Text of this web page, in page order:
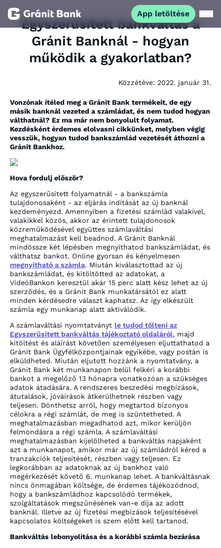
App letöltése
Magánszemélyeknek
Fiataloknak
Befektetőknek
Kapcsolat
Netbank App letöltése
Egyszerűsített bankváltás a
Gránit Banknál - hogyan
működik a gyakorlatban?
Közzétéve: 2022. január 31.
Vonzónak ítéled meg a Gránit Bank termékeit, de egy
másik banknál vezeted a számládat, és nem tudod hogyan
válthatnál? Ez ma már nem bonyolult folyamat.
Kezdésként érdemes elolvasni cikkünket, melyben végig
vesszük, hogyan tudod bankszámlád vezetését áthozni a
Gránit Bankhoz.
Hova fordulj először?
Az egyszerűsített folyamatnál - a bankszámla
tulajdonosaként - az eljárás indítását az új banknál
kezdeményezd. Amennyiben a fizetési számlád valakivel,
valakikkel közös, akkor az érintett tulajdonosok
közreműködésével együttes számlaváltási
meghatalmazást kell beadnod. A Gránit Banknál
mindössze két lépésben megnyithatod bankszámládat, és
válthatsz bankot. Online gyorsan és kényelmesen
megnyitható a számla. Miután kiválasztottad az új
bankszámládat, és kitöltötted az adatokat, a
VideóBankon keresztül akár 15 perc alatt kész lehet az új
szerződés, és a Gránit Bank munkatársától ez alatt
minden kérdésedre választ kaphatsz. Az így elkészült
számla egy munkanap alatt aktiválódik.
A számlaváltási nyomtatványt le tudod tölteni az
Egyszerűsített bankváltás tájékoztató oldaláról, majd
kitöltést és aláírást követően személyesen eljuttathatod a
Gránit Bank Ügyfélközpontjainak egyikébe, vagy postán is
elküldheted. Miután eljutott hozzánk a nyomtatvány, a
Gránit Bank két munkanapon belül felkéri a korábbi
bankot a megelőző 13 hónapra vonatkozóan a szükséges
adatok átadására. A rendszeres beszedési megbízások,
átutalások, jóváírások átkerülhetnek részben vagy
teljesen. Dönthetsz arról, hogy megtartod bizonyos
célokra a régi számlát, de meg is szüntetheted. A
meghatalmazásban megadhatod azt, mikor kerüljön
felmondásra a régi számla. A számlaváltási
meghatalmazásban kijelölheted a bankváltás napjaként
azt a munkanapot, amikor már az új számládról kéred a
tranzakciók teljesítését, részben vagy teljesen. Ez
legkorábban az adatoknak az új bankhoz való
megérkezését követő 6. munkanap lehet. A bankváltásnak
nincs önmagában költsége, de érdemes tájékozódnod,
hogy a bankszámládhoz kapcsolódó termékek,
szolgáltatások megszűnésének van-e díja az adott
banknál. Illetve az új fizetési megbízások teljesítésével
kapcsolatos költségeket is szem előtt kell tartanod.
Bankváltás lebonyolítása és a korábbi számla bezárása